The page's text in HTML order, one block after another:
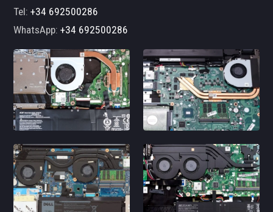
Tel:+34 692500286
WhatsApp:+34 692500286